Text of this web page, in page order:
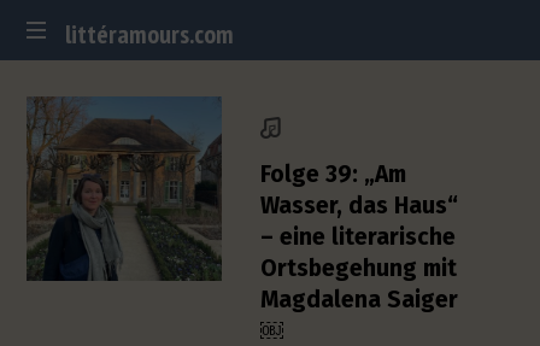
littéramours.com
littéramours.com
e
u
t
c
Folge 39: „Am
Wasser, das Haus“
– eine literarische
Ortsbegehung mit
Magdalena Saiger
￼